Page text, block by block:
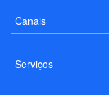
Canais
Serviços